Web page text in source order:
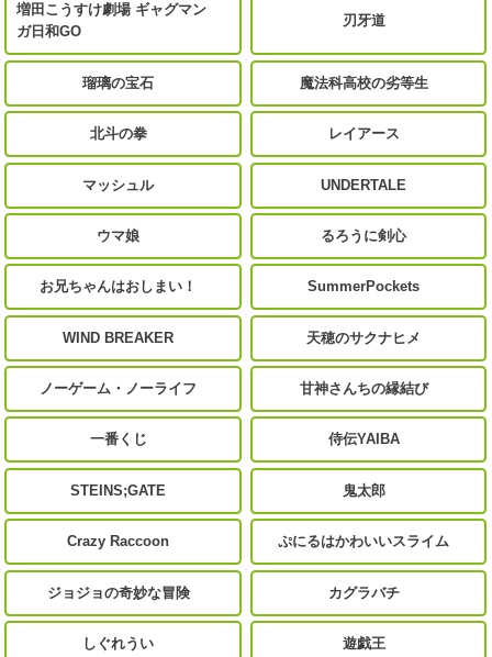
増田こうすけ劇場 ギャグマン
ガ日和GO
刃牙道
瑠璃の宝石 魔法科高校の劣等生
北斗の拳 レイアース
マッシュル UNDERTALE
ウマ娘 るろうに剣心
お兄ちゃんはおしまい！ SummerPockets
WIND BREAKER 天穂のサクナヒメ
ノーゲーム・ノーライフ 甘神さんちの縁結び
一番くじ 侍伝YAIBA
STEINS;GATE 鬼太郎
Crazy Raccoon ぷにるはかわいいスライム
ジョジョの奇妙な冒険 カグラバチ
しぐれうい 遊戯王